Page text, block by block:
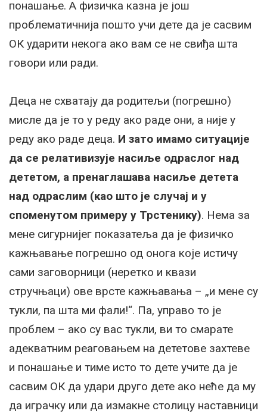
понашање. А физичка казна је још
проблематичнија пошто учи дете да је сасвим
ОК ударити некога ако вам се не свиђа шта
говори или ради.
Деца не схватају да родитељи (погрешно)
мисле да је то у реду ако раде они, а није у
реду ако раде деца. И зато имамо ситуације
да се релативизује насиље одраслог над
дететом, а пренаглашава насиље детета
над одраслим (као што је случај и у
споменутом примеру у Трстенику). Нема за
мене сигурнијег показатеља да је физичко
кажњавање погрешно од онога које истичу
сами заговорници (неретко и квази
стручњаци) ове врсте кажњавања – „и мене су
тукли, па шта ми фали!“. Па, управо то је
проблем – ако су вас тукли, ви то смарате
адекватним реаговањем на дететове захтеве
и понашање и тиме исто то дете учите да је
сасвим ОК да удари друго дете ако неће да му
да играчку или да измакне столицу наставници